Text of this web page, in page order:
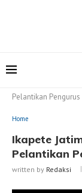
Pelantikan
Home
Ikapete
Pelantikan
written by Redaksi